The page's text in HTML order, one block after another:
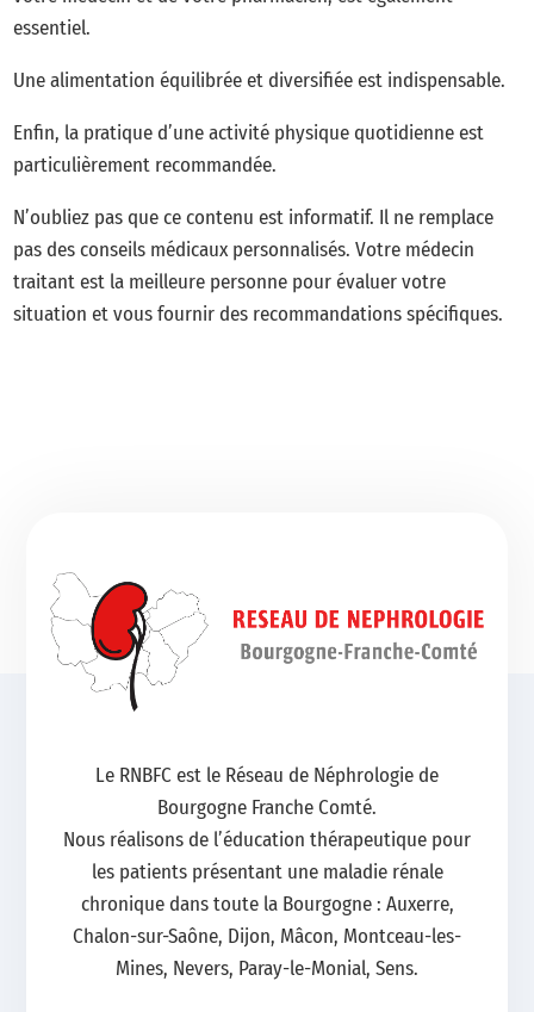
essentiel.
Une alimentation équilibrée et diversifiée est indispensable.
Enfin, la pratique d’une activité physique quotidienne est
particulièrement recommandée.
N’oubliez pas que ce contenu est informatif. Il ne remplace
pas des conseils médicaux personnalisés. Votre médecin
traitant est la meilleure personne pour évaluer votre
situation et vous fournir des recommandations spécifiques.
Le RNBFC est le Réseau de Néphrologie de
Bourgogne Franche Comté.
Nous réalisons de l’éducation thérapeutique pour
les patients présentant une maladie rénale
chronique dans toute la Bourgogne : Auxerre,
Chalon-sur-Saône, Dijon, Mâcon, Montceau-les-
Mines, Nevers, Paray-le-Monial, Sens.